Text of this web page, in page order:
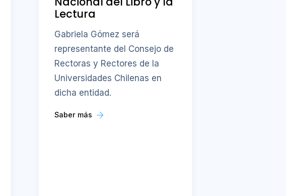
Lectura
Gabriela Gómez será
representante del Consejo de
Rectoras y Rectores de la
Universidades Chilenas en
dicha entidad.
Saber más